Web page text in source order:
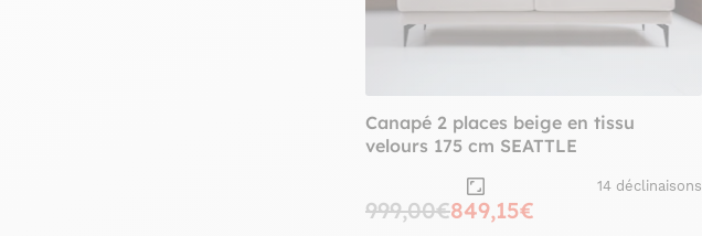
Canapé 2 places beige en tissu
velours 175 cm SEATTLE
14 déclinaisons
999,00€849,15€